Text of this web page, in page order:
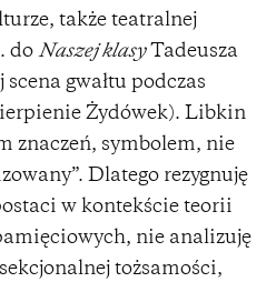
także teatralnej
do Naszej klasyTadeusza
gwałtu podczas
Żydówek). Libkin
znaczeń, symbolem, nie
Dlatego rezygnuję
w kontekście teorii
nie analizuję
tożsamości,